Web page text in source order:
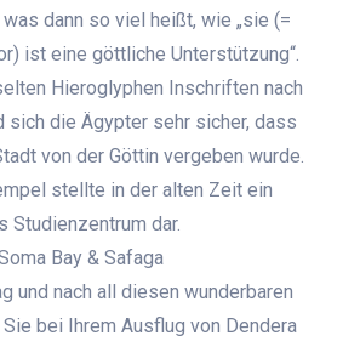
dann so viel heißt, wie „sie (=
ist eine göttliche Unterstützung“.
Hieroglyphen Inschriften nach
sich die Ägypter sehr sicher, dass
von der Göttin vergeben wurde.
stellte in der alten Zeit ein
Studienzentrum dar.
Bay & Safaga
und nach all diesen wunderbaren
Sie bei Ihrem Ausflug von Dendera